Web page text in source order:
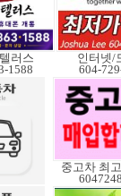
러스
1588
인터넷/
604-
중고차 최